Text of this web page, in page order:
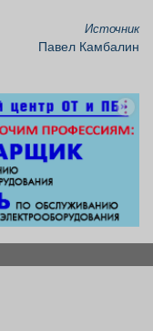
Источник
Павел Камбалин